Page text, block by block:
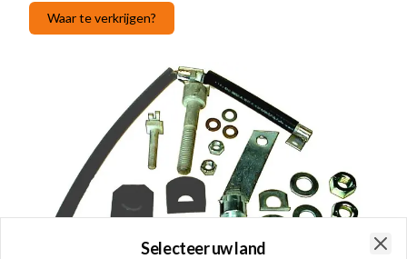
Waar te verkrijgen?
Selecteer uw land